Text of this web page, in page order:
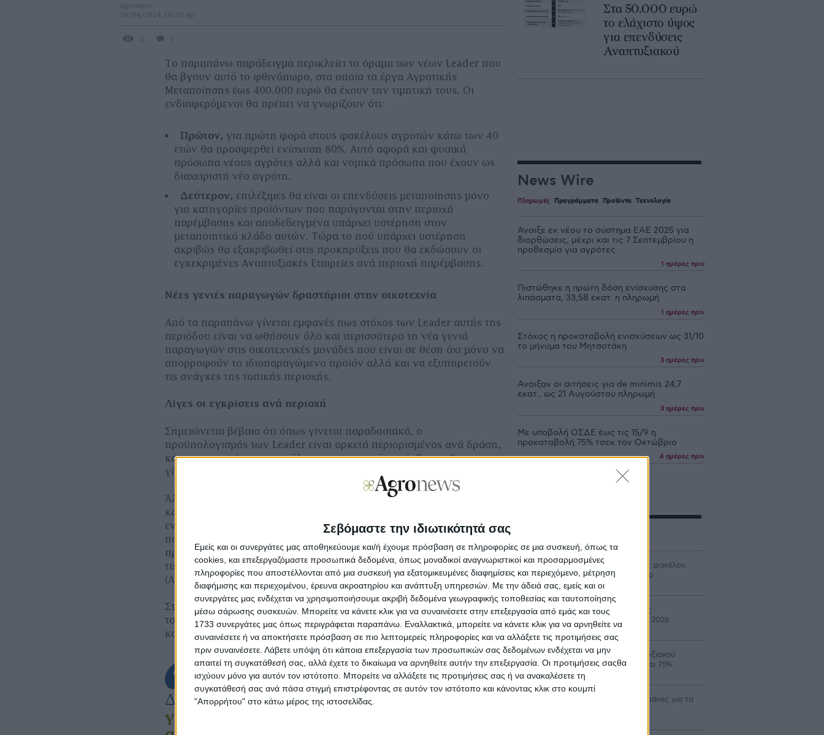
Σεβόμαστε την ιδιωτικότητά σας
Εμείς και οι συνεργάτες μας αποθηκεύουμε και/ή έχουμε πρόσβαση σε πληροφορίες σε μια συσκευή, όπως τα
cookies, και επεξεργαζόμαστε προσωπικά δεδομένα, όπως μοναδικοί αναγνωριστικοί και προσαρμοσμένες
πληροφορίες που αποστέλλονται από μια συσκευή για εξατομικευμένες διαφημίσεις και περιεχόμενο, μέτρηση
διαφήμισης και περιεχομένου, έρευνα ακροατηρίου και ανάπτυξη υπηρεσιών. Με την άδειά σας, εμείς και οι
συνεργάτες μας ενδέχεται να χρησιμοποιήσουμε ακριβή δεδομένα γεωγραφικής τοποθεσίας και ταυτοποίησης
μέσω σάρωσης συσκευών. Μπορείτε να κάνετε κλικ για να συναινέσετε στην επεξεργασία από εμάς και τους
1733 συνεργάτες μας όπως περιγράφεται παραπάνω. Εναλλακτικά, μπορείτε να κάνετε κλικ για να αρνηθείτε να
συναινέσετε ή να αποκτήσετε πρόσβαση σε πιο λεπτομερείς πληροφορίες και να αλλάξετε τις προτιμήσεις σας
πριν συναινέσετε. Λάβετε υπόψη ότι κάποια επεξεργασία των προσωπικών σας δεδομένων ενδέχεται να μην
απαιτεί τη συγκατάθεσή σας, αλλά έχετε το δικαίωμα να αρνηθείτε αυτήν την επεξεργασία. Οι προτιμήσεις σαςθα
ισχύουν μόνο για αυτόν τον ιστότοπο. Μπορείτε να αλλάξετε τις προτιμήσεις σας ή να ανακαλέσετε τη
συγκατάθεσή σας ανά πάσα στιγμή επιστρέφοντας σε αυτόν τον ιστότοπο και κάνοντας κλικ στο κουμπί
"Απορρήτου" στο κάτω μέρος της ιστοσελίδας.
Agronews
26/04/2024, 08:08 πμ
1
Το παραπάνω παράδειγµα περικλείει το όραµα των νέων Leader που
θα βγουν αυτό το φθινόπωρο, στα οποία τα έργα Αγροτικής
Μεταποίησης έως 400.000 ευρώ θα έχουν την τιµητική τους. Οι
ενδιαφερόµενοι θα πρέπει να γνωρίζουν ότι:
Πρώτον, για πρώτη φορά στους φακέλους αγροτών κάτω των 40
ετών θα προσφερθεί ενίσχυση 80%. Αυτό αφορά και φυσικά
πρόσωπα νέους αγρότες αλλά και νοµικά πρόσωπα που έχουν ως
διαχειριστή νέο αγρότη.
∆εύτερον, επιλέξιµες θα είναι οι επενδύσεις µεταποίησης µόνο
για κατηγορίες προϊόντων που παράγονται στην περιοχή
παρέµβασης και αποδεδειγµένα υπάρχει υστέρηση στον
µεταποιητικό κλάδο αυτών. Τώρα το πού υπάρχει υστέρηση
ακριβώς θα εξακριβωθεί στις προκηρύξεις που θα εκδώσουν οι
εγκεκριµένες Αναπτυξιακές Εταιρείες ανά περιοχή παρέµβασης.
Νέες γενιές παραγωγών δραστήριοι στην οικοτεχνία
Από τα παραπάνω γίνεται εµφανές πως στόχος των Leader αυτής της
περιόδου είναι να ωθήσουν όλο και περισσότερο τη νέα γενιά
παραγωγών στις οικοτεχνικές µονάδες που είναι σε θέση όχι µόνο να
απορροφούν το ιδιοπαραγώµενο προϊόν αλλά και να εξυπηρετούν
τις ανάγκες της τοπικής περιοχής.
Λίγες οι εγκρίσεις ανά περιοχή
Σηµειώνεται βέβαια ότι όπως γίνεται παραδοσιακά, ο
προϋπολογισµός των Leader είναι αρκετά περιορισµένος ανά δράση,
κάτι που σηµαίνει πως ανάλογα την περιοχή παρέµβασης θα
γίνονται δεκτές περί τις 10-15 αιτήσεις στη δράση της µεταποίησης.
Άλλωστε ο προϋπολογισµός που θα µοιραστεί σε κάθε ΟΤ∆ είναι
κατά µέσο όρο 5 εκατ. ευρώ. Ως εκ τούτου τα όριο για τις
ενισχυόµενες δαπάνες αναµένεται να χαµηλώσουν ή ακόµη και το
ποσοστό ενίσχυσης, εφόσον το αποφασίσει ο φορέας διαχείρισης του
προγράµµατος. Αρκεί να σηµειωθεί ότι το µεγαλύτερο ποσό µε βάση
τις εγκρίσεις λαµβάνει η Αναπτυξιακή ∆ωδεκανήσου Α.Α.Ε. Ο.Τ.Α.
(ΑΝ.∆Ω. Α.Ε.) ύψους 6.200.000.
Στις δράσεις των Leader περιλαµβάνονται επίσης επενδύσεις στον
τουρισµό, στη βιοτεχνία, στην ενεργειακή αναβάθµιση επιχειρήσεων
και στις υπηρεσίες.
Διαβάστε επίσης:Πήρε έγκριση το κόσκινο
για τα οικοσχήματα από τη Δευτέρα
Στα 50.000 ευρώ
το ελάχιστο ύψος
για επενδύσεις
Αναπτυξιακού
News Wire
Πληρωμές Προγράμματα Προϊόντα Τεχνολογία
Άνοιξε εκ νέου το σύστημα ΕΑΕ 2025 για
διορθώσεις, μέχρι και τις 7 Σεπτεμβρίου η
προθεσμία για αγρότες
1 ημέρες πριν
Πιστώθηκε η πρώτη δόση ενίσχυσης στα
λιπάσματα, 33,58 εκατ. η πληρωμή
1 ημέρες πριν
Στόχος η προκαταβολή ενισχύσεων ως 31/10
το μήνυμα του Μητσοτάκη
3 ημέρες πριν
Άνοιξαν οι αιτήσεις για de minimis 24,7
εκατ., ως 21 Αυγούστου πληρωμή
3 ημέρες πριν
Με υποβολή ΟΣΔΕ έως τις 15/9 η
προκαταβολή 75% τσεκ τον Οκτώβριο
4 ημέρες πριν
Μερίδιο έως 40% σε δαπάνες φακέλου
στον Αναπτυξιακό για τρακτέρ
Καταβολή 24,8 εκατ. β’ δόσης
επιστροφής ΕΦΚ πετρελαίου 2026
Άνοιξε ο νέος κύκλος Αναπτυξιακού
αγροτών με επιδότηση έως και 75%
Αναδρομικά επιλέξιμες οι δαπάνες για τα